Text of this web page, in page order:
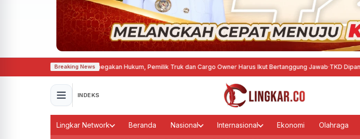
Breaking News
Soroti Lemahnya Penegakan Hukum, Pemilik Truk dan Cargo Owner Harus Ikut Bertanggung Jawab·TKD Dipangkas
INDEKS
Lingkar Network Beranda Nasional Internasional Ekonomi Olahraga